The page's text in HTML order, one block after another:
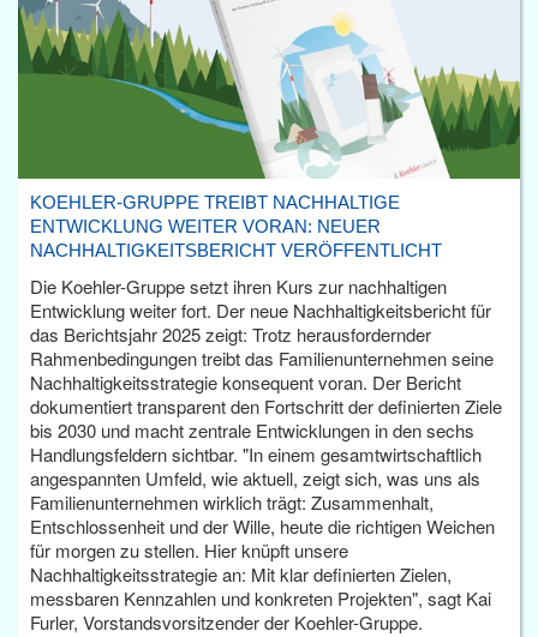
KOEHLER-GRUPPE TREIBT NACHHALTIGE
ENTWICKLUNG WEITER VORAN: NEUER
NACHHALTIGKEITSBERICHT VERÖFFENTLICHT
Die Koehler-Gruppe setzt ihren Kurs zur nachhaltigen
Entwicklung weiter fort. Der neue Nachhaltigkeitsbericht für
das Berichtsjahr 2025 zeigt: Trotz herausfordernder
Rahmenbedingungen treibt das Familienunternehmen seine
Nachhaltigkeitsstrategie konsequent voran. Der Bericht
dokumentiert transparent den Fortschritt der definierten Ziele
bis 2030 und macht zentrale Entwicklungen in den sechs
Handlungsfeldern sichtbar. "In einem gesamtwirtschaftlich
angespannten Umfeld, wie aktuell, zeigt sich, was uns als
Familienunternehmen wirklich trägt: Zusammenhalt,
Entschlossenheit und der Wille, heute die richtigen Weichen
für morgen zu stellen. Hier knüpft unsere
Nachhaltigkeitsstrategie an: Mit klar definierten Zielen,
messbaren Kennzahlen und konkreten Projekten", sagt Kai
Furler, Vorstandsvorsitzender der Koehler-Gruppe.